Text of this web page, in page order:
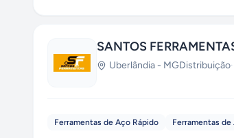
SANTOS
Uberlândia - MGDistribuição·
Ferramentas de Aço Rápido Ferramentas de